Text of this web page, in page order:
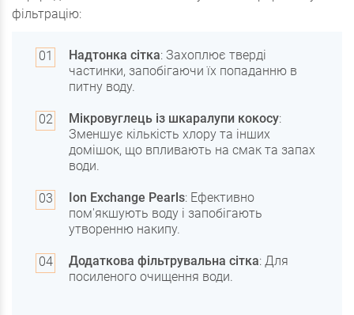
фільтрацію:
Надтонка сітка: Захоплює тверді
частинки, запобігаючи їх попаданню в
питну воду.
Мікровуглець із шкаралупи кокосу:
Зменшує кількість хлору та інших
домішок, що впливають на смак та запах
води.
Ion Exchange Pearls: Ефективно
пом'якшують воду і запобігають
утворенню накипу.
Додаткова фільтрувальна сітка: Для
посиленого очищення води.